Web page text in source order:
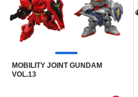
MOBILITY JOINT GUNDAM
VOL.13